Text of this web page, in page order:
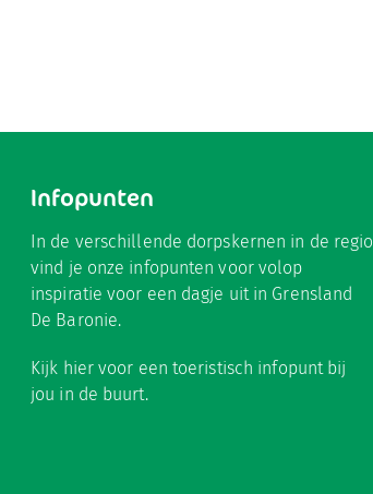
Infopunten
In de verschillende dorpskernen in de regio
vind je onze infopunten voor volop
inspiratie voor een dagje uit in Grensland
De Baronie.
Kijk hier voor een toeristisch infopunt bij
jou in de buurt.